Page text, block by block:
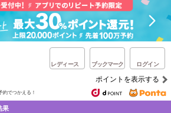
レディース ブックマーク ログイン
ポイントを表示する
約でつかえる！
果